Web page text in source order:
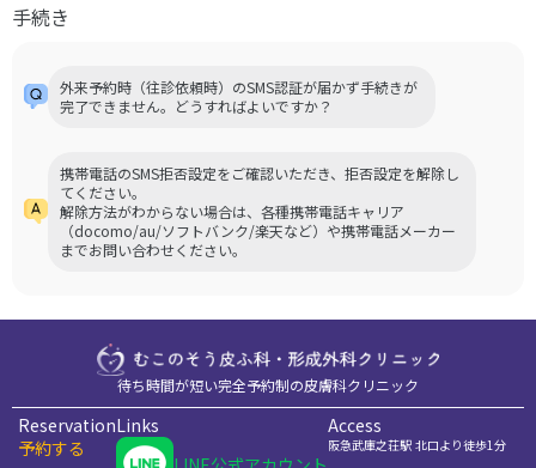
手続き
外来予約時（往診依頼時）のSMS認証が届かず手続きが
完了できません。どうすればよいですか？
携帯電話のSMS拒否設定をご確認いただき、拒否設定を解除し
てください。
解除方法がわからない場合は、各種携帯電話キャリア
（docomo/au/ソフトバンク/楽天など）や携帯電話メーカー
までお問い合わせください。
待ち時間が短い完全予約制の皮膚科クリニック
Reservation
予約する
Links
Access
阪急武庫之荘駅 北口より徒歩1分